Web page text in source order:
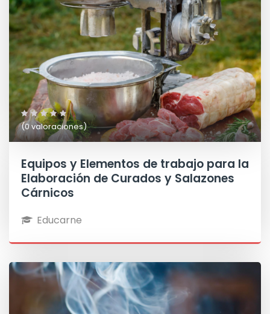
(0 valoraciones)
Equipos y Elementos de trabajo para la
Elaboración de Curados y Salazones
Cárnicos
Educarne